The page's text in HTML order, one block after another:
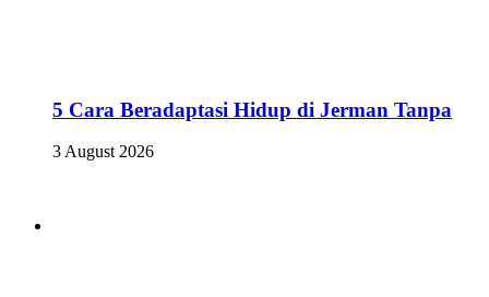
5 Cara Beradaptasi Hidup di Jerman Tanpa
3 August 2026